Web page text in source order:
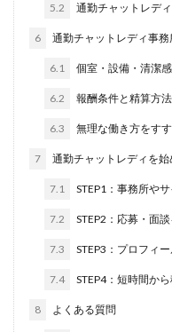
5.2 通勤チャットレデ
6 通勤チャットレディ事務
6.1 個室・設備・清潔
6.2 報酬条件と精算方
6.3 無理な働き方をす
7 通勤チャットレディを
7.1 STEP1：事務所や
7.2 STEP2：応募・面
7.3 STEP3：プロフィ
7.4 STEP4：短時間か
8 よくある質問